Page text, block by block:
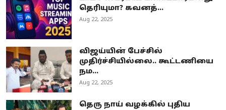
தெரியுமா? கவனத்...
Aug 22, 2025
விஜய்யின் பேச்சில்
முதிர்ச்சியில்லை.. கூட்டணியை
நம...
Aug 22, 2025
தெரு நாய் வழக்கில் புதிய